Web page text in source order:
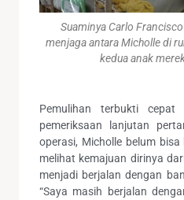
Suaminya Carlo
menjaga antara Micholle di
kedua anak
Pemulihan terbukti cepat
pemeriksaan lanjutan
operasi, Micholle belum
melihat kemajuan dirinya
menjadi berjalan dengan
“Saya masih berjalan